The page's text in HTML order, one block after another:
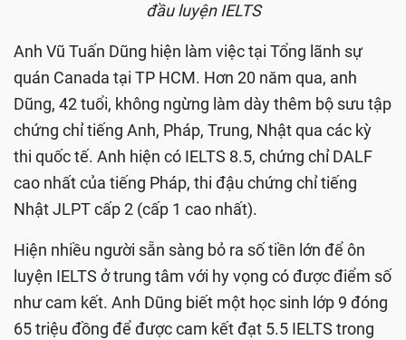
đầu luyện IELTS
Anh Vũ Tuấn Dũng hiện làm việc tại Tổng lãnh sự
quán Canada tại TP HCM. Hơn 20 năm qua, anh
Dũng, 42 tuổi, không ngừng làm dày thêm bộ sưu tập
chứng chỉ tiếng Anh, Pháp, Trung, Nhật qua các kỳ
thi quốc tế. Anh hiện có IELTS 8.5, chứng chỉ DALF
cao nhất của tiếng Pháp, thi đậu chứng chỉ tiếng
Nhật JLPT cấp 2 (cấp 1 cao nhất).
Hiện nhiều người sẵn sàng bỏ ra số tiền lớn để ôn
luyện IELTS ở trung tâm với hy vọng có được điểm số
như cam kết. Anh Dũng biết một học sinh lớp 9 đóng
65 triệu đồng để được cam kết đạt 5.5 IELTS trong